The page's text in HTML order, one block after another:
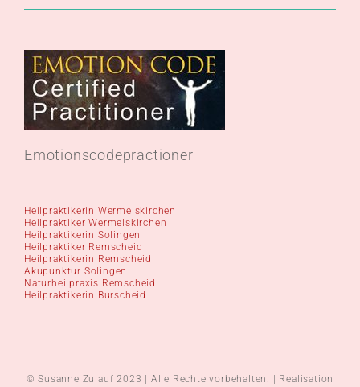
Emotionscodepractioner
Heilpraktikerin Wermelskirchen
Heilpraktiker Wermelskirchen
Heilpraktikerin Solingen
Heilpraktiker Remscheid
Heilpraktikerin Remscheid
Akupunktur Solingen
Naturheilpraxis Remscheid
Heilpraktikerin Burscheid
© Susanne Zulauf 2023 | Alle Rechte vorbehalten. | Realisation